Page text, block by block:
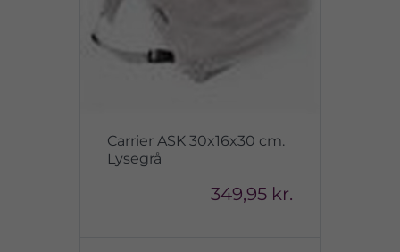
Carrier ASK 30x16x30 cm.
Lysegrå
349,95 kr.